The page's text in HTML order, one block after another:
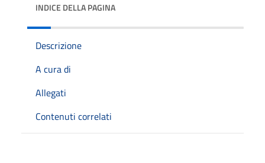
INDICE DELLA PAGINA
Descrizione
A cura di
Allegati
Contenuti correlati